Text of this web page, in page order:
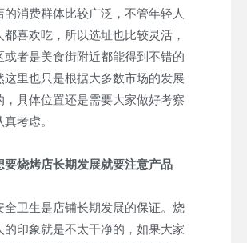
消费群体比较广泛，不管年轻人
都喜欢吃，所以选址也比较灵活，
或者是美食街附近都能得到不错的
这里也只是根据大多数市场的发展
，具体位置还是需要大家做好考察
考虑。
要烧烤店长期发展就要注意产品
卫生是店铺长期发展的保证。烧
的印象就是不太干净的，如果大家